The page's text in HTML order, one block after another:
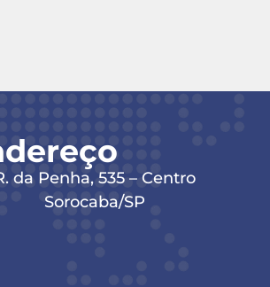
da Penha, 535 – Centro
Sorocaba/SP